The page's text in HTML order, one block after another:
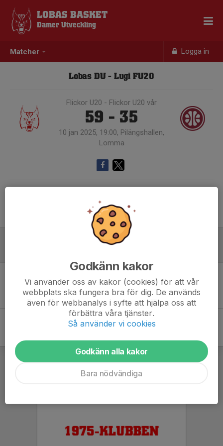
Matcher Logga in
LOBAS BASKET
Damer Utveckling
Lobas DU - Lugi FU20
Flickor U20 - Flickor U20 vår
59 - 35
10 jan 2025, 19:00, Pilängshallen,
Lomma
Endast kallade kunde anmäla sig till aktiviteten. 8 personer var kallade.
Logga in här
Inget referat skrivet
Godkänn kakor
Vi använder oss av kakor (cookies) för att vår
webbplats ska fungera bra för dig. De används
även för webbanalys i syfte att hjälpa oss att
förbättra våra tjänster.
Så använder vi cookies
Godkänn alla kakor
Bara nödvändiga